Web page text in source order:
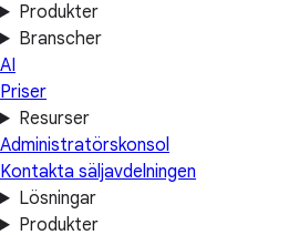
Produkter
Branscher
AI
Priser
Resurser
Administratörskonsol
Kontakta säljavdelningen
Lösningar
Produkter